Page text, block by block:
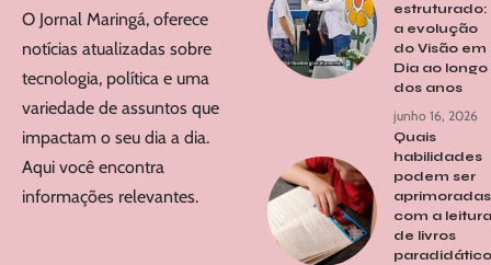
O Jornal Maringá, oferece
notícias atualizadas sobre
tecnologia, política e uma
variedade de assuntos que
impactam o seu dia a dia.
Aqui você encontra
informações relevantes.
estruturado:
a evolução
do Visão em
Dia ao longo
dos anos
junho 16, 2026
Quais
habilidades
podem ser
aprimoradas
com a leitura
de livros